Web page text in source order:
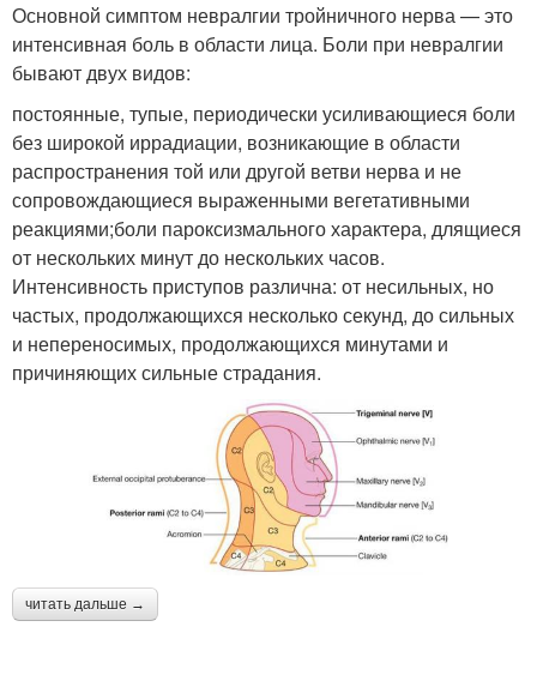
Основной симптом невралгии тройничного нерва — это
интенсивная боль в области лица. Боли при невралгии
бывают двух видов:
постоянные, тупые, периодически усиливающиеся боли
без широкой иррадиации, возникающие в области
распространения той или другой ветви нерва и не
сопровождающиеся выраженными вегетативными
реакциями;боли пароксизмального характера, длящиеся
от нескольких минут до нескольких часов.
Интенсивность приступов различна: от несильных, но
частых, продолжающихся несколько секунд, до сильных
и непереносимых, продолжающихся минутами и
причиняющих сильные страдания.
читать дальше →